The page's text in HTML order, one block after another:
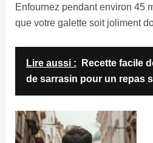
Enfournez pendant environ 45
que votre galette soit joliment
Lire aussi :
Recette facile
de sarrasin pour un repas